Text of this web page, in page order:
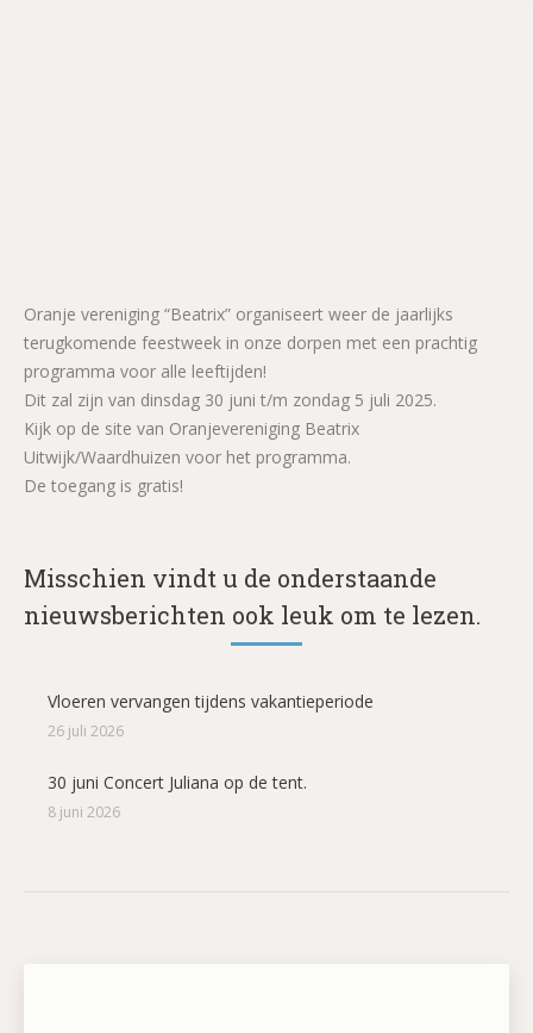
Oranje vereniging “Beatrix” organiseert weer de jaarlijks
terugkomende feestweek in onze dorpen met een prachtig
programma voor alle leeftijden!
Dit zal zijn van dinsdag 30 juni t/m zondag 5 juli 2025.
Kijk op de site van Oranjevereniging Beatrix
Uitwijk/Waardhuizen voor het programma.
De toegang is gratis!
Misschien vindt u de onderstaande
nieuwsberichten ook leuk om te lezen.
Vloeren vervangen tijdens vakantieperiode
26 juli 2026
30 juni Concert Juliana op de tent.
8 juni 2026